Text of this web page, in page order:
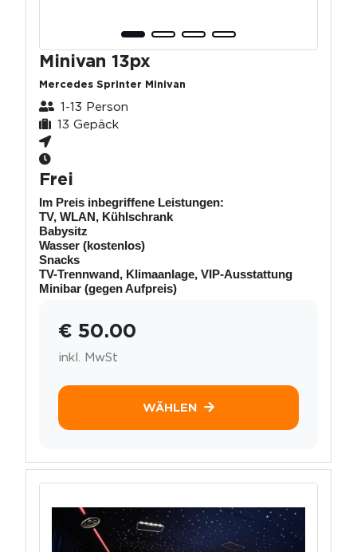
Minivan 13px
Mercedes Sprinter Minivan
1-13 Person
13 Gepäck
Frei
Im Preis inbegriffene Leistungen:
TV, WLAN, Kühlschrank
Babysitz
Wasser (kostenlos)
Snacks
TV-Trennwand, Klimaanlage, VIP-Ausstattung
Minibar (gegen Aufpreis)
€ 50.00
inkl. MwSt
WÄHLEN